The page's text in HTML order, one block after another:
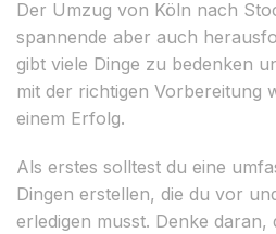
Der Umzug von Köln nach
spannende aber auch
gibt viele Dinge zu bedenken
mit der richtigen Vorbereitung
einem Erfolg.
Als erstes solltest du eine
Dingen erstellen, die du vor
erledigen musst. Denke daran,